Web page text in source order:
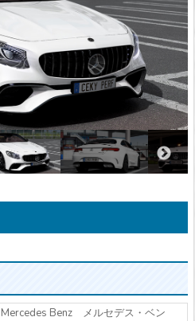
Mercedes Benz メルセデス・ベン